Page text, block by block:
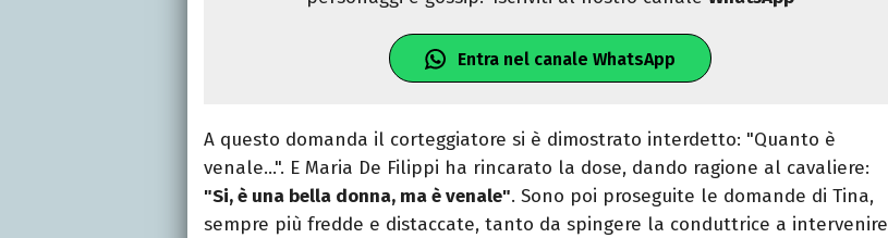
Entra nel canale WhatsApp
A questo domanda il corteggiatore si è dimostrato interdetto: "Quanto è
venale…". E Maria De Filippi ha rincarato la dose, dando ragione al cavaliere:
"Si, è una bella donna, ma è venale". Sono poi proseguite le domande di Tina,
sempre più fredde e distaccate, tanto da spingere la conduttrice a intervenire